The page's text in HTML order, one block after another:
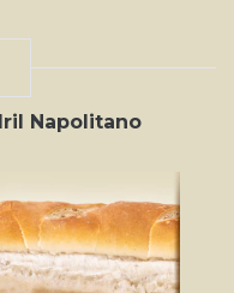
Napolitano